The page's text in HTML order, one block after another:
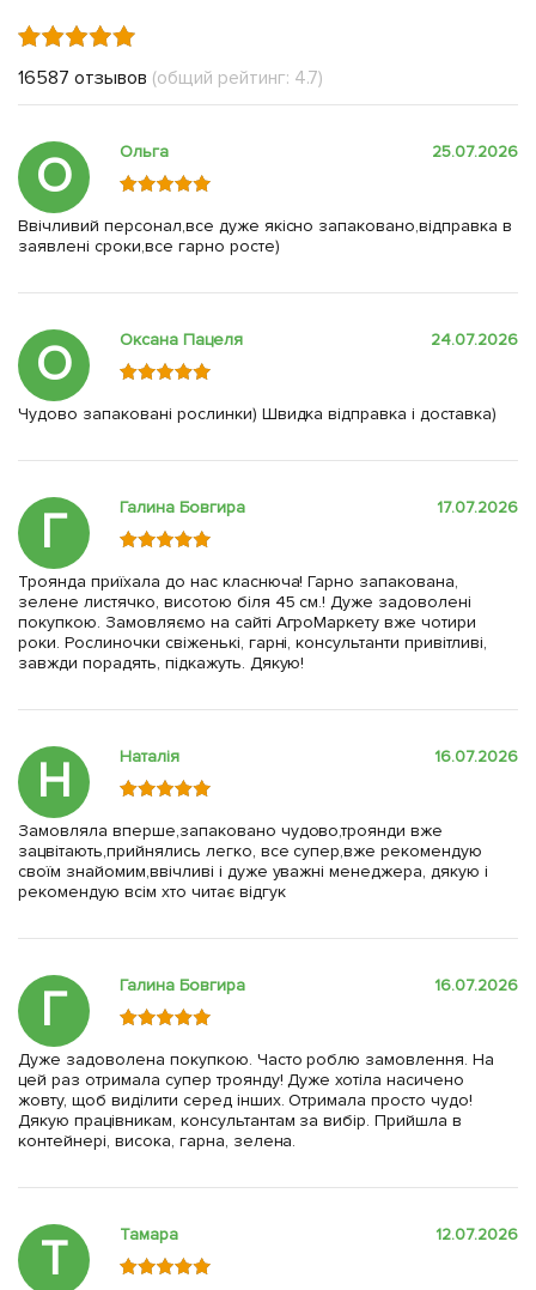
16587 отзывов (общий рейтинг: 4.7)
О Ольга 25.07.2026
Ввічливий персонал,все дуже якісно запаковано,відправка в
заявлені сроки,все гарно росте)
О Оксана Пацеля 24.07.2026
Чудово запаковані рослинки) Швидка відправка і доставка)
Г Галина Бовгира 17.07.2026
Троянда приїхала до нас класнюча! Гарно запакована,
зелене листячко, висотою біля 45 см.! Дуже задоволені
покупкою. Замовляємо на сайті АгроМаркету вже чотири
роки. Рослиночки свіженькі, гарні, консультанти привітливі,
завжди порадять, підкажуть. Дякую!
Н Наталія 16.07.2026
Замовляла вперше,запаковано чудово,троянди вже
зацвітають,прийнялись легко, все супер,вже рекомендую
своїм знайомим,ввічливі і дуже уважні менеджера, дякую і
рекомендую всім хто читає відгук
Г Галина Бовгира 16.07.2026
Дуже задоволена покупкою. Часто роблю замовлення. На
цей раз отримала супер троянду! Дуже хотіла насичено
жовту, щоб виділити серед інших. Отримала просто чудо!
Дякую працівникам, консультантам за вибір. Прийшла в
контейнері, висока, гарна, зелена.
Т Тамара 12.07.2026